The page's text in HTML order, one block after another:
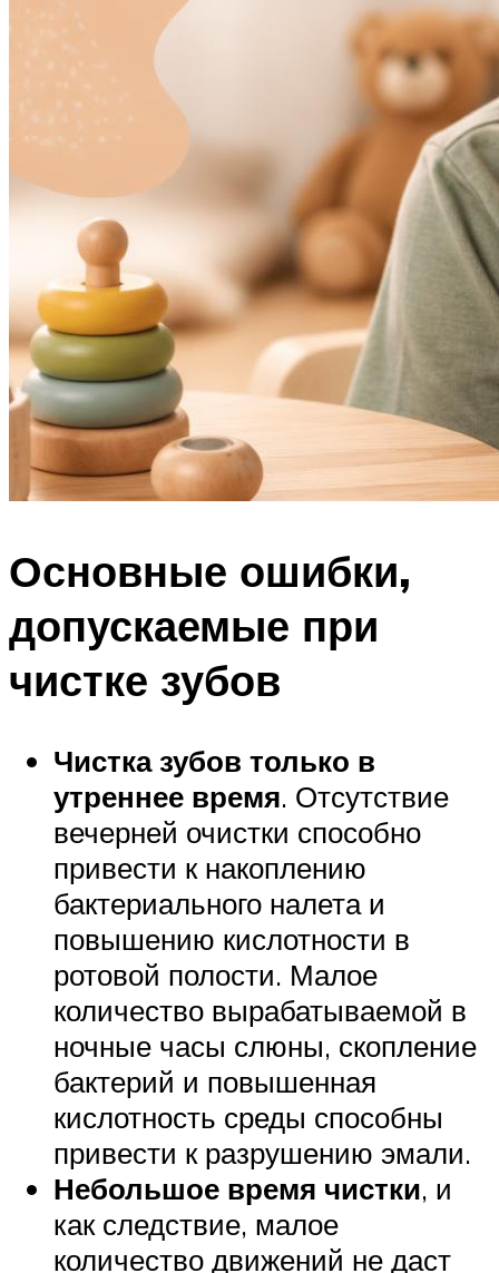
Основные ошибки,
допускаемые при
чистке зубов
Чистка зубов только в
утреннее время. Отсутствие
вечерней очистки способно
привести к накоплению
бактериального налета и
повышению кислотности в
ротовой полости. Малое
количество вырабатываемой в
ночные часы слюны, скопление
бактерий и повышенная
кислотность среды способны
привести к разрушению эмали.
Небольшое время чистки, и
как следствие, малое
количество движений не даст